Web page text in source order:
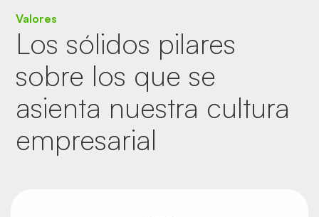
Valores
Los sólidos pilares
sobre los que se
asienta nuestra cultura
empresarial